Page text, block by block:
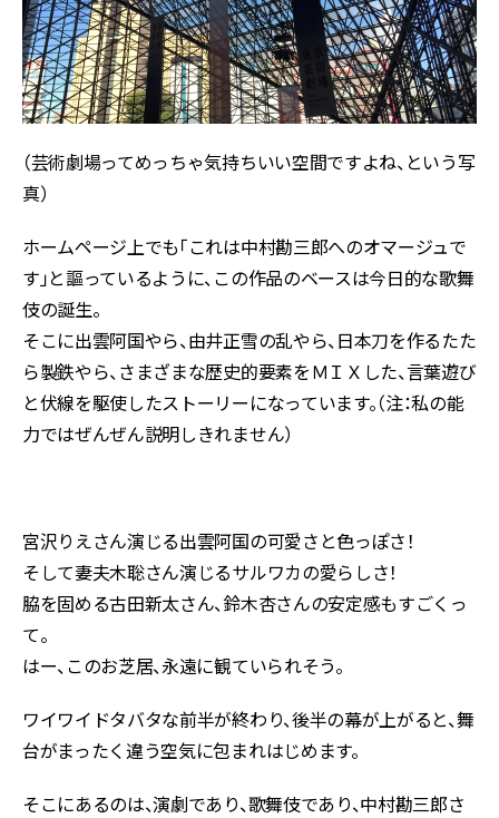
（芸術劇場ってめっちゃ気持ちいい空間ですよね、という写
真）
ホームページ上でも「これは中村勘三郎へのオマージュで
す」と謳っているように、この作品のベースは今日的な歌舞
伎の誕生。
そこに出雲阿国やら、由井正雪の乱やら、日本刀を作るたた
ら製鉄やら、さまざまな歴史的要素をＭＩＸした、言葉遊び
と伏線を駆使したストーリーになっています。（注：私の能
力ではぜんぜん説明しきれません）
宮沢りえさん演じる出雲阿国の可愛さと色っぽさ！
そして妻夫木聡さん演じるサルワカの愛らしさ！
脇を固める古田新太さん、鈴木杏さんの安定感もすごくっ
て。
はー、このお芝居、永遠に観ていられそう。
ワイワイドタバタな前半が終わり、後半の幕が上がると、舞
台がまったく違う空気に包まれはじめます。
そこにあるのは、演劇であり、歌舞伎であり、中村勘三郎さ